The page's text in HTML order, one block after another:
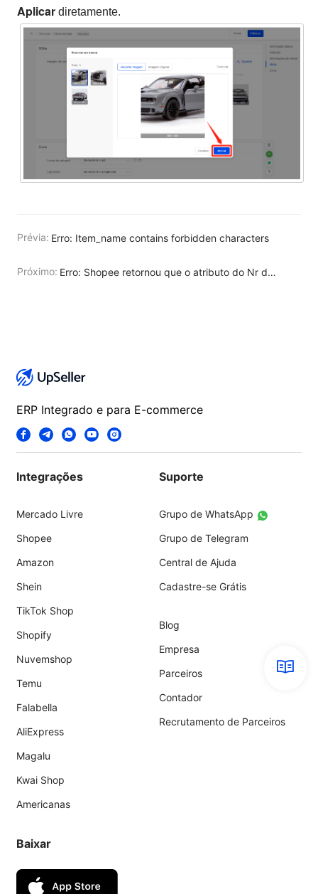
Aplicar diretamente.
Prévia: Erro: Item_name contains forbidden characters
Próximo: Erro: Shopee retornou que o atributo do Nr de homologação está inválido. Por favor preencha o Nr de homologação válido.
ERP Integrado e para E-commerce
Integrações
Mercado Livre
Shopee
Amazon
Shein
TikTok Shop
Shopify
Nuvemshop
Temu
Falabella
AliExpress
Magalu
Kwai Shop
Americanas
Suporte
Grupo de WhatsApp
Grupo de Telegram
Central de Ajuda
Cadastre-se Grátis
Blog
Empresa
Parceiros
Contador
Recrutamento de Parceiros
Baixar